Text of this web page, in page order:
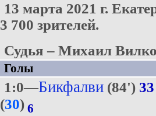
13 марта 2021 г.
3 700 зрителей.
Судья – Михаил
Голы
1:0—Бикфалви(84') 33
(30) 6